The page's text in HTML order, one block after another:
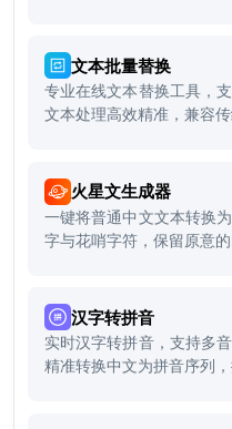
文本批量替换
专业在线文本替换工具，
文本处理高效精准，兼容
火星文生成器
一键将普通中文文本转换
字与花哨字符，保留原意的
汉字转拼音
实时汉字转拼音，支持多
精准转换中文为拼音序列，